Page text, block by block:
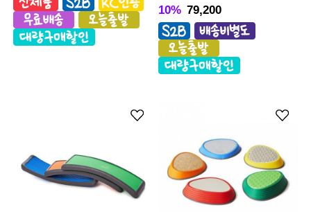
10% 79,200